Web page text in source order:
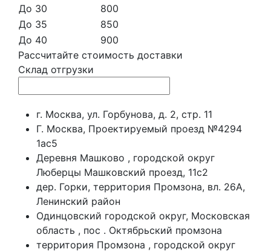
До 30
800
До 35
850
До 40
900
Рассчитайте стоимость доставки
Склад отгрузки
г. Москва, ул. Горбунова, д. 2, стр. 11
Г. Москва, Проектируемый проезд №4294
1ас5
Деревня Машково , городской округ
Люберцы Машковский проезд, 11с2
дер. Горки, территория Промзона, вл. 26А,
Ленинский район
Одинцовский городской округ, Московская
область , пос . Октябрьский промзона
территория Промзона , городской округ